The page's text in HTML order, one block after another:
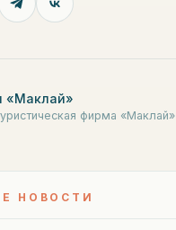
«Маклай»
фирма «Маклай»
НОВОСТИ